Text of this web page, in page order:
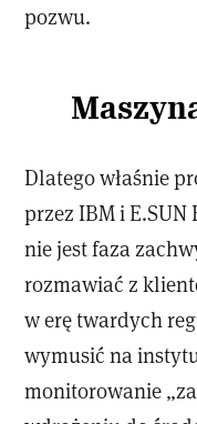
pozwu.
Dlatego właśnie
przez IBM i
nie jest faza
rozmawiać z
w erę twardych
wymusić na
monitorowanie